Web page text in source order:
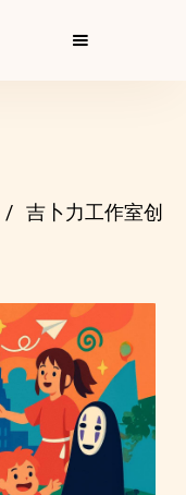
吉卜力工作室创